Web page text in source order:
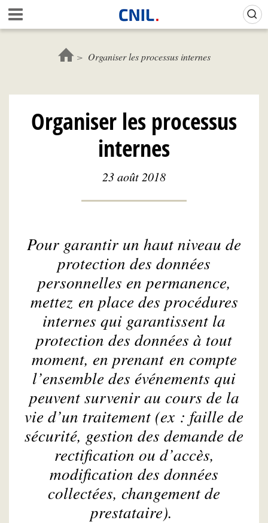
Aller
au
contenu
c
l
C
N
Organiser les processus internes
Organiser les processus
internes
23 août 2018
Pour garantir un haut niveau de
protection des données
personnelles en permanence,
mettez en place des procédures
internes qui garantissent la
protection des données à tout
moment, en prenant en compte
l’ensemble des événements qui
peuvent survenir au cours de la
vie d’un traitement (ex : faille de
sécurité, gestion des demande de
rectification ou d’accès,
modification des données
collectées, changement de
prestataire).
Gestion de vos préférences sur les cookies (témoins de connexion)